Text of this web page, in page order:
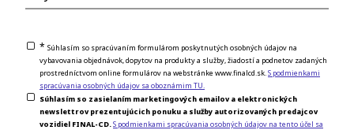
* Súhlasím so spracúvaním formulárom poskytnutých osobných údajov na
vybavovania objednávok, dopytov na produkty a služby, žiadostí a podnetov zadaných
prostredníctvom online formulárov na webstránke www.finalcd.sk. S podmienkami
spracúvania osobných údajov sa oboznámim TU.
Súhlasím so zasielaním marketingových emailov a elektronických
newslettrov prezentujúcich ponuku a služby autorizovaných predajcov
vozidiel FINAL-CD. S podmienkami spracúvania osobných údajov na tento účel sa